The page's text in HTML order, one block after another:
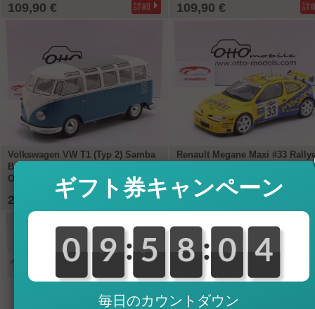
109,90 € 詳細 109,90 € 詳
Volkswagen VW T1 (Typ 2) Samba
Bus 建設年 1962 青 / 白 1:12
OttOmobile
219,95 € 詳細
Renault Megane Maxi #33
SanRemo 1998 Rowe, Ringer
OttOmobile
99,95 €
ギフト券キャンペーン
0
0
0 0
9
9 : 0
5
5 0
8
8 : 1
0
0 4
3
3
毎日のカウントダウン